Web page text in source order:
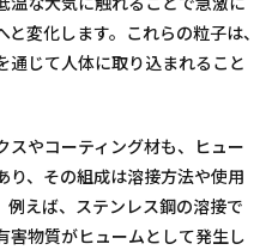
変化します。これらの粒子は、
通じて人体に取り込まれること
スやコーティング材も、ヒュー
り、その組成は溶接方法や使用
えば、ステンレス鋼の溶接で
害物質がヒュームとして発生し